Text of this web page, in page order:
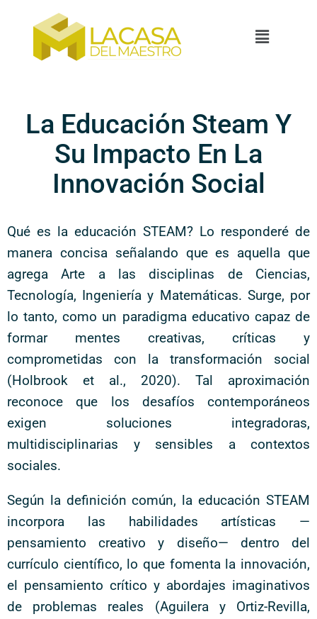
La Educación Steam Y
Su Impacto En La
Innovación Social
Qué es la educación STEAM? Lo responderé de
manera concisa señalando que es aquella que
agrega Arte a las disciplinas de Ciencias,
Tecnología, Ingeniería y Matemáticas. Surge, por
lo tanto, como un paradigma educativo capaz de
formar mentes creativas, críticas y
comprometidas con la transformación social
(Holbrook et al., 2020). Tal aproximación
reconoce que los desafíos contemporáneos
exigen soluciones integradoras,
multidisciplinarias y sensibles a contextos
sociales.
Según la definición común, la educación STEAM
incorpora las habilidades artísticas —
pensamiento creativo y diseño— dentro del
currículo científico, lo que fomenta la innovación,
el pensamiento crítico y abordajes imaginativos
de problemas reales (Aguilera y Ortiz-Revilla,